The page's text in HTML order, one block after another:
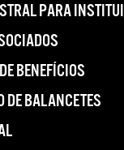
PARA
BENEFÍCIOS
DE BALANCETES